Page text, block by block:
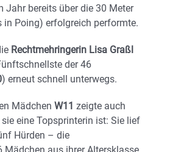
Jahr bereits über die 30 Meter
in Poing) erfolgreich performte.
Rechtmehringerin Lisa Graßl
der 46
) erneut schnell unterwegs.
Mädchen W11 zeigte auch
sie eine Topsprinterin ist: Sie lief
Hürden – die